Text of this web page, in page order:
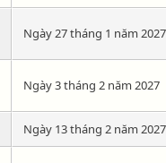
Ngày 27 tháng 1 năm 2027
Ngày 3 tháng 2 năm 2027
Ngày 13 tháng 2 năm 2027